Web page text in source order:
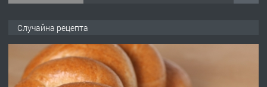
Случайна рецепта